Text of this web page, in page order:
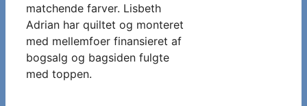
matchende farver. Lisbeth
Adrian har quiltet og monteret
med mellemfoer finansieret af
bogsalg og bagsiden fulgte
med toppen.